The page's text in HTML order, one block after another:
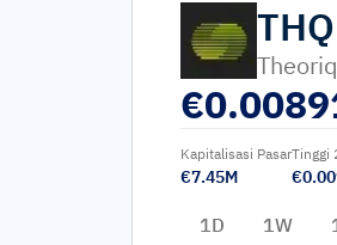
THQ
Theoriq
€
Kapitalisasi Pasar
€7.45M
Tinggi
1D 1W